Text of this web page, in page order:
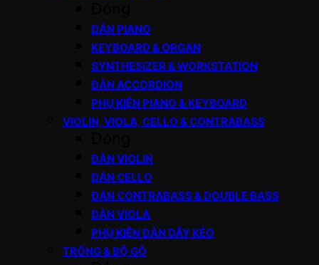
ĐÀN PIANO
KEYBOARD & ORGAN
SYNTHESIZER & WORKSTATION
ĐÀN ACCORDION
PHỤ KIỆN PIANO & KEYBOARD
VIOLIN, VIOLA, CELLO & CONTRABASS
ĐÀN VIOLIN
ĐÀN CELLO
ĐÀN CONTRABASS & DOUBLE BASS
ĐÀN VIOLA
PHỤ KIỆN ĐÀN DÂY KÉO
TRỐNG & BỘ GÕ